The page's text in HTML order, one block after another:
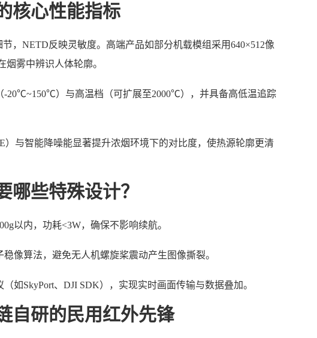
核心性能指标
节，NETD反映灵敏度。高端产品如部分机载模组采用640×512像
雾中辨识人体轮廓。
-20℃~150℃）与高温档（可扩展至2000℃），并具备高低温追踪
）与智能降噪能显著提升浓烟环境下的对比度，使热源轮廓更清
哪些特殊设计？
以内，功耗<3W，确保不影响续航。
像算法，避免无人机螺旋桨震动产生图像撕裂。
如SkyPort、DJI SDK），实现实时画面传输与数据叠加。
自研的民用红外先锋